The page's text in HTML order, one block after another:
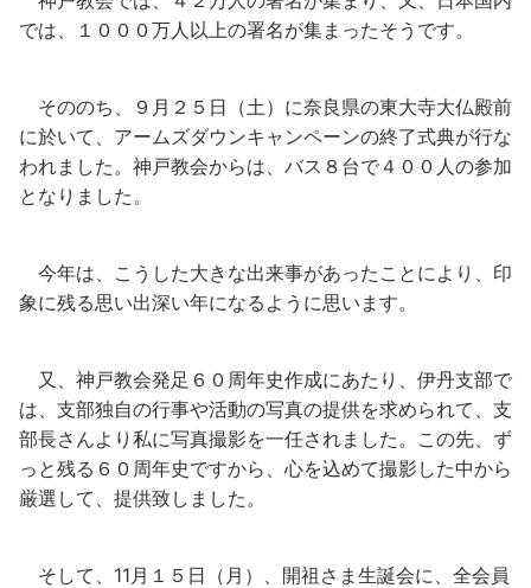
では、１０００万人以上の署名が集まったそうです。
そののち、９月２５日（土）に奈良県の東大寺大仏殿前
に於いて、アームズダウンキャンペーンの終了式典が行な
われました。神戸教会からは、バス８台で４００人の参加
となりました。
今年は、こうした大きな出来事があったことにより、印
象に残る思い出深い年になるように思います。
又、神戸教会発足６０周年史作成にあたり、伊丹支部で
は、支部独自の行事や活動の写真の提供を求められて、支
部長さんより私に写真撮影を一任されました。この先、ず
っと残る６０周年史ですから、心を込めて撮影した中から
厳選して、提供致しました。
そして、11月１５日（月）、開祖さま生誕会に、全会員